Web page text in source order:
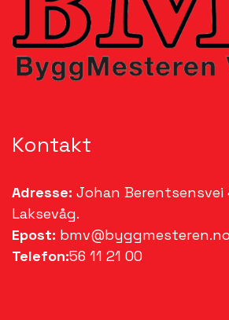
Kontakt
Adresse: Johan Berentsensvei
Laksevåg.
Epost: bmv@byggmesteren.no
Telefon:56 11 21 00